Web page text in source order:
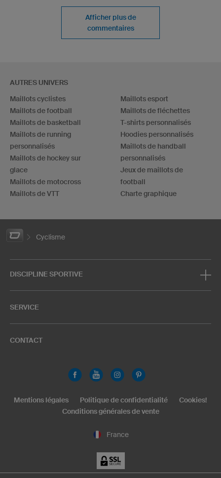
Afficher plus de
commentaires
AUTRES UNIVERS
Maillots cyclistes
Maillots de football
Maillots de basketball
Maillots de running
personnalisés
Maillots de hockey sur
glace
Maillots de motocross
Maillots de VTT
Maillots esport
Maillots de fléchettes
T-shirts personnalisés
Hoodies personnalisés
Maillots de handball
personnalisés
Jeux de maillots de
football
Charte graphique
Cyclisme
DISCIPLINE SPORTIVE
SERVICE
CONTACT
France
Mentions légales Politique de confidentialité
Cookies!
Conditions générales de vente